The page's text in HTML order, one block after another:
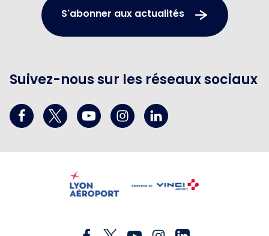
S'abonner aux actualités
Suivez-nous sur les réseaux sociaux